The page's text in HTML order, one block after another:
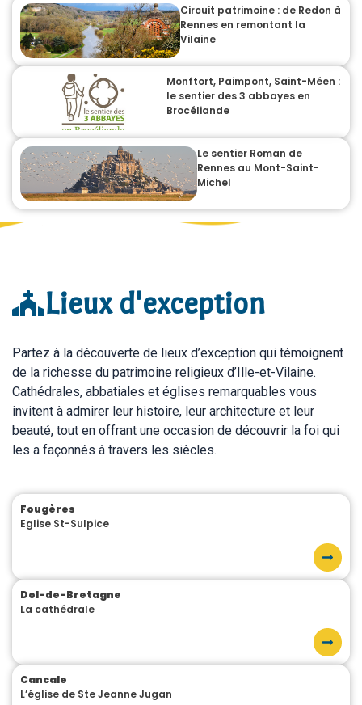
Circuit patrimoine : de Redon à
Rennes en remontant la
Vilaine
Monftort, Paimpont, Saint-Méen :
le sentier des 3 abbayes en
Brocéliande
Le sentier Roman de
Rennes au Mont-Saint-
Michel
Lieux d'exception
Partez à la découverte de lieux d’exception qui témoignent
de la richesse du patrimoine religieux d’Ille-et-Vilaine.
Cathédrales, abbatiales et églises remarquables vous
invitent à admirer leur histoire, leur architecture et leur
beauté, tout en offrant une occasion de découvrir la foi qui
les a façonnés à travers les siècles.
Fougères
Eglise St-Sulpice
Dol-de-Bretagne
La cathédrale
Cancale
L’église de Ste Jeanne Jugan